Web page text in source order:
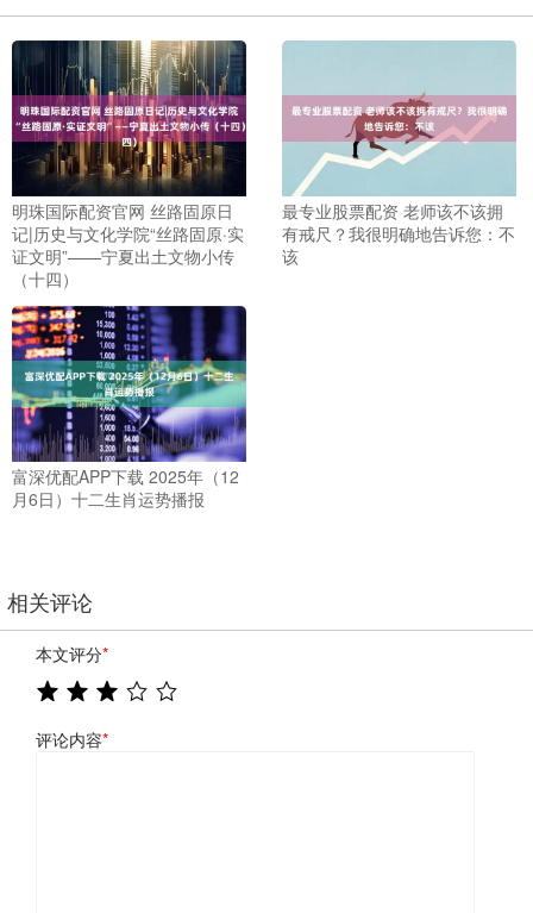
明珠国际配资官网 丝路固原日
记|历史与文化学院“丝路固原·实
证文明”——宁夏出土文物小传
（十四）
最专业股票配资 老师该不该拥
有戒尺？我很明确地告诉您：不
该
富深优配APP下载 2025年（12
月6日）十二生肖运势播报
相关评论
本文评分*
评论内容*